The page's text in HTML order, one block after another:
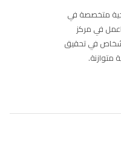
متخصصة في
في مركز
في تحقيق